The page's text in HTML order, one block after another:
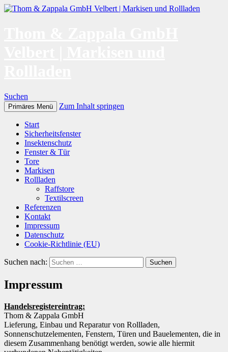
Suchen
Primäres Menü Zum Inhalt springen
Start
Sicherheitsfenster
Insektenschutz
Fenster & Tür
Tore
Markisen
Rollladen
Raffstore
Textilscreen
Referenzen
Kontakt
Impressum
Datenschutz
Cookie-Richtlinie (EU)
Suchen nach:
Impressum
Handelsregistereintrag:
Thom & Zappala GmbH
Lieferung, Einbau und Reparatur von Rollladen,
Sonnenschutzelementen, Fenstern, Türen und Bauelementen, die in
diesem Zusammenhang benötigt werden, sowie alle hiermit